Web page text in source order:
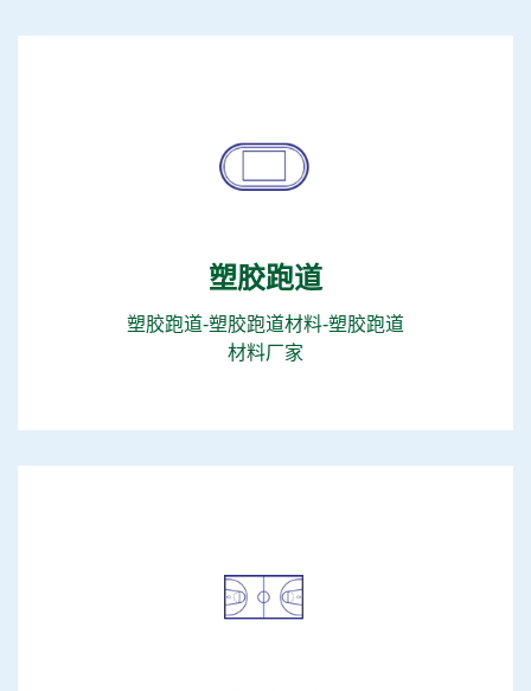
塑胶跑道
塑胶跑道-塑胶跑道材料-塑胶跑道
材料厂家